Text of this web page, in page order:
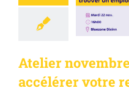
Atelier
accélérer votre